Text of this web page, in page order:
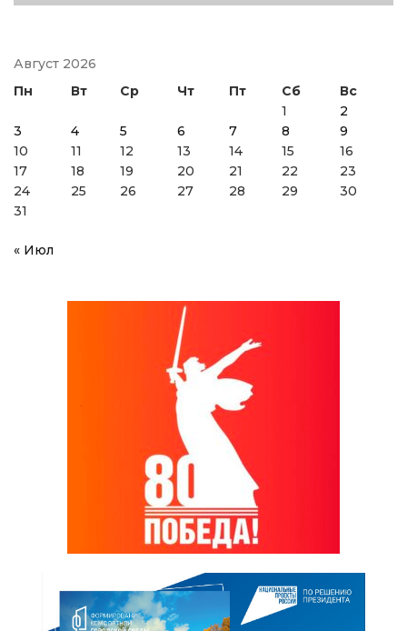
Август 2026
Пн
Вт Ср Чт Пт Сб
Вс
1
2
3
4 5 6 7 8
9
10
11 12 13 14 15
16
17
18 19 20 21 22
23
24
25 26 27 28 29
30
31
« Июл